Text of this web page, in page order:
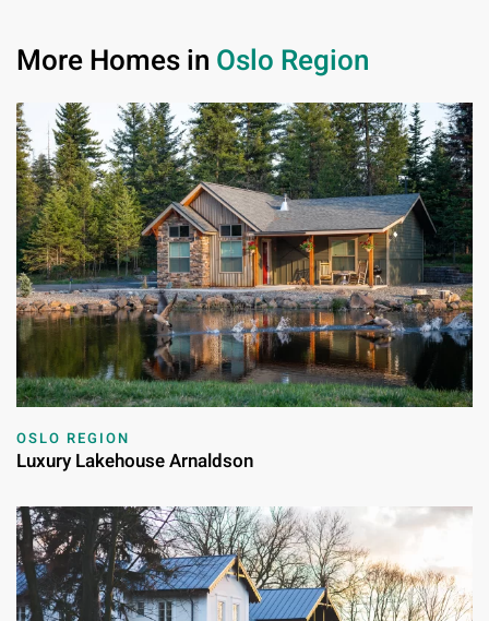
More Homes in Oslo Region
OSLO REGION
Luxury Lakehouse Arnaldson